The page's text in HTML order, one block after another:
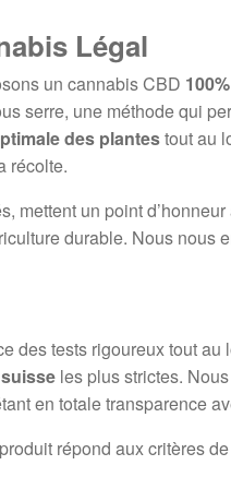
Légal
un cannabis CBD
serre, une méthode qui
des plantestout au
récolte.
mettent un point
durable. Nous
des tests rigoureux tout
les plus strictes.
en totale transparence
répond aux critères